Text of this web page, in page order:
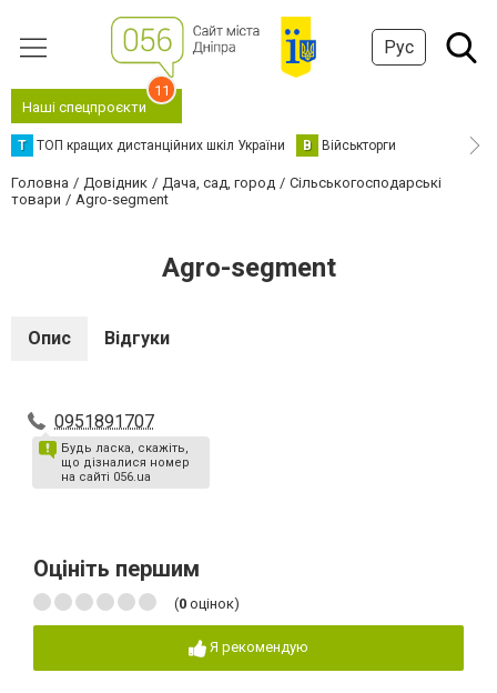
Рус
Наші спецпроєкти
11
Т ТОП кращих дистанційних шкіл України В Військторги
Головна Довідник Дача, сад, город
Сільськогосподарські
товари
Agro-segment
Agro-segment
Опис Відгуки
0951891707
Будь ласка, скажіть,
що дізналися номер
на сайті 056.ua
Оцініть першим
(0 оцінок)
Я рекомендую